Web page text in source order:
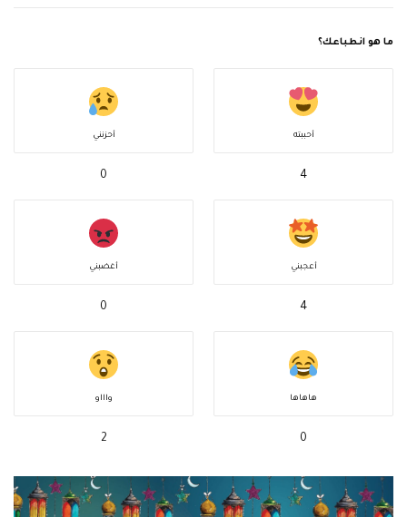
ما هو انطباعك؟
أحببته
4
أحزنني
0
أعجبني
4
أغضبني
0
هاهاها
0
واااو
2